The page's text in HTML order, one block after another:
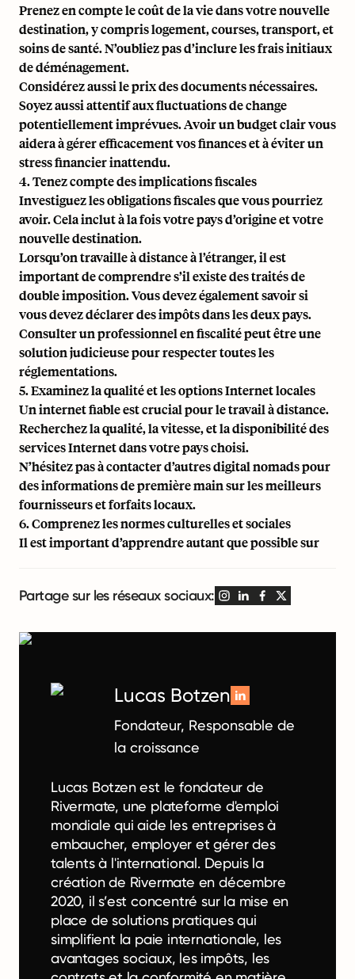
Prenez en compte le coût de la vie dans votre nouvelle
destination, y compris logement, courses, transport, et
soins de santé. N’oubliez pas d’inclure les frais initiaux
de déménagement.
Considérez aussi le prix des documents nécessaires.
Soyez aussi attentif aux fluctuations de change
potentiellement imprévues. Avoir un budget clair vous
aidera à gérer efficacement vos finances et à éviter un
stress financier inattendu.
4. Tenez compte des implications fiscales
Investiguez les obligations fiscales que vous pourriez
avoir. Cela inclut à la fois votre pays d’origine et votre
nouvelle destination.
Lorsqu’on travaille à distance à l’étranger, il est
important de comprendre s’il existe destraités de
double imposition. Vous devez également savoir si
vous devez déclarer des impôts dans les deux pays.
Consulter un professionnel en fiscalité peut être une
solution judicieuse pour respecter toutes les
réglementations.
5. Examinez la qualité et les options Internet locales
Un internet fiable est crucial pour le travail à distance.
Recherchez la qualité, la vitesse, et la disponibilité des
services Internet dans votre pays choisi.
N’hésitez pas à contacter d’autres digital nomads pour
des informations de première main sur les meilleurs
fournisseurs et forfaits locaux.
6. Comprenez les normes culturelles et sociales
Il est important d’apprendre autant que possible sur
Partage sur les réseaux sociaux:
Lucas Botzen
Fondateur, Responsable de
la croissance
Lucas Botzen est le fondateur de
Rivermate, une plateforme d'emploi
mondiale qui aide les entreprises à
embaucher, employer et gérer des
talents à l'international. Depuis la
création de Rivermate en décembre
2020, il s’est concentré sur la mise en
place de solutions pratiques qui
simplifient la paie internationale, les
avantages sociaux, les impôts, les